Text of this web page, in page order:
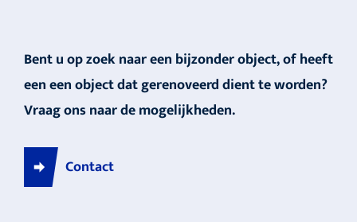
Bent u op zoek naar een bijzonder object, of heeft
een een object dat gerenoveerd dient te worden?
Vraag ons naar de mogelijkheden.
Contact